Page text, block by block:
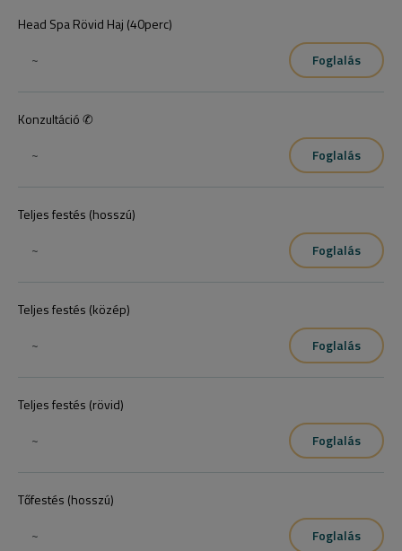
Head Spa Rövid Haj (40perc)
~
Foglalás
Konzultáció ✆
~
Foglalás
Teljes festés (hosszú)
~
Foglalás
Teljes festés (közép)
~
Foglalás
Teljes festés (rövid)
~
Foglalás
Tőfestés (hosszú)
~
Foglalás